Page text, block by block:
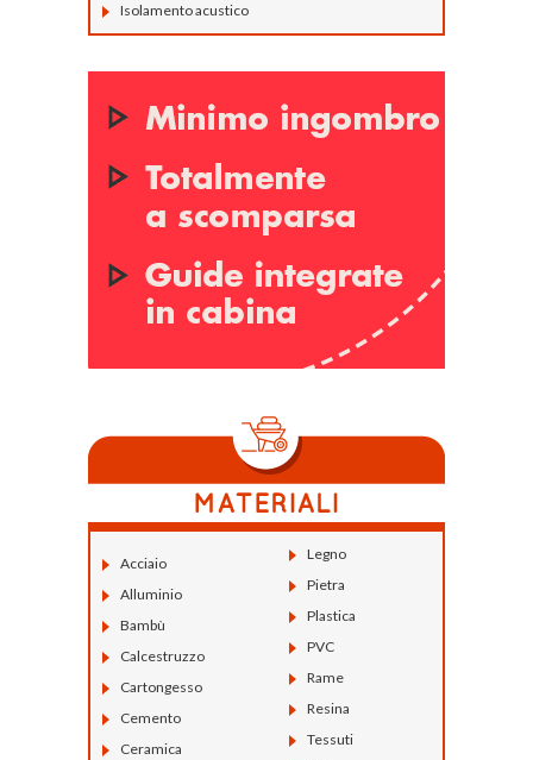
Isolamento acustico
Acciaio
Alluminio
Bambù
Calcestruzzo
Cartongesso
Cemento
Ceramica
Legno
Pietra
Plastica
PVC
Rame
Resina
Tessuti